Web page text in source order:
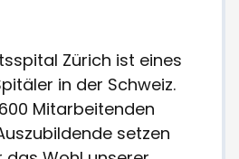
Zürich ist eines
in der Schweiz.
Mitarbeitenden
setzen